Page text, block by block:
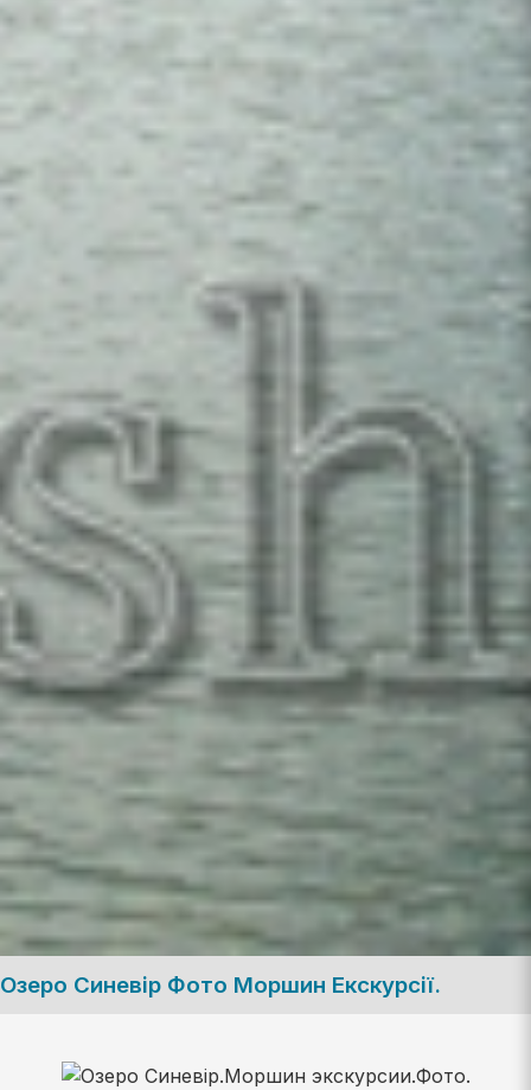
Озеро Синевір Фото Моршин Екскурсії.